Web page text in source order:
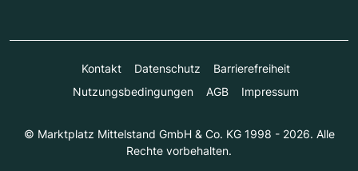
Kontakt Datenschutz
Barrierefreiheit
Nutzungsbedingungen
AGB Impressum
© Marktplatz Mittelstand GmbH & Co. KG 1998 - 2026. Alle
Rechte vorbehalten.